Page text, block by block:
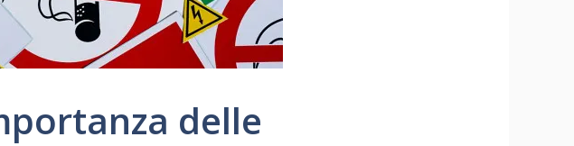
delle